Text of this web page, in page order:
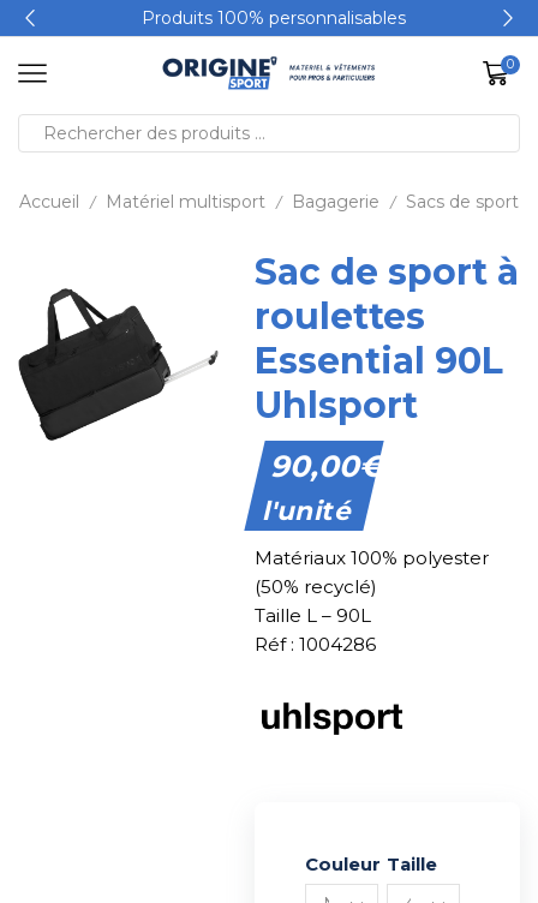
Produits 100% personnalisables
0
Accueil / Matériel multisport / Bagagerie / Sacs de sport
Sac de sport à
roulettes
Essential 90L
Uhlsport
90,00€
l'unité
Matériaux 100% polyester
(50% recyclé)
Taille L – 90L
Réf : 1004286
Couleur Taille
Alternative: